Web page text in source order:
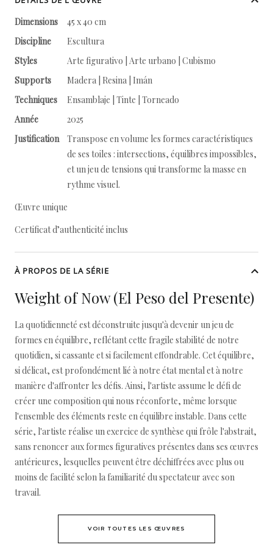
Dimensions
45 x 40 cm
Discipline
Escultura
Styles
Arte figurativo | Arte urbano | Cubismo
Supports
Madera | Resina | Imán
Techniques
Ensamblaje | Tinte | Torneado
Année
2025
Justification
Transpose en volume les formes caractéristiques
de ses toiles : intersections, équilibres impossibles,
et un jeu de tensions qui transforme la masse en
rythme visuel.
Œuvre unique
Certificat d’authenticité inclus
À PROPOS DE LA SÉRIE
Weight of Now (El Peso del Presente)
La quotidienneté est déconstruite jusqu'à devenir un jeu de
formes en équilibre, reflétant cette fragile stabilité de notre
quotidien, si cassante et si facilement effondrable. Cet équilibre,
si délicat, est profondément lié à notre état mental et à notre
manière d'affronter les défis. Ainsi, l'artiste assume le défi de
créer une composition qui nous réconforte, même lorsque
l'ensemble des éléments reste en équilibre instable. Dans cette
série, l'artiste réalise un exercice de synthèse qui frôle l'abstrait,
sans renoncer aux formes figuratives présentes dans ses œuvres
antérieures, lesquelles peuvent être déchiffrées avec plus ou
moins de facilité selon la familiarité du spectateur avec son
travail.
VOIR TOUTES LES ŒUVRES